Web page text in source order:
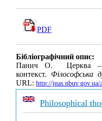
PDF
Бібліографічний опис:
Панич О. Церква –
контекст. Філософська
URL: http://
Philosophical